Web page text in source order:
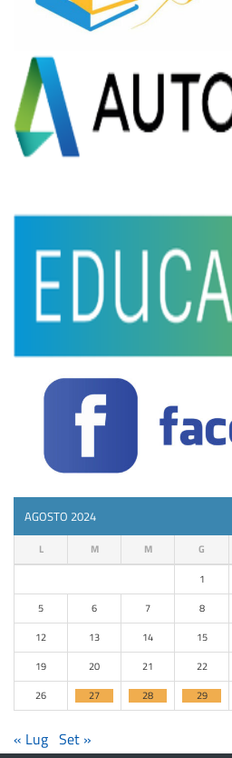
AGOSTO 2024
L M M G
1
5
6 7 8
12
13 14 15
19
20 21 22
26
27 28 29
« Lug Set »